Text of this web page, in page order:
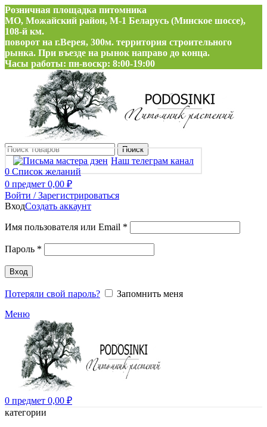
Розничная площадка питомника
МО, Можайский район, М-1 Беларусь (Минское шоссе),
108-й км.
поворот на г.Верея, 300м. территория строительного
рынка. При въезде на рынок направо до конца.
Часы работы: пн-воскр: 8:00-19:00
Поиск
Наш телеграм канал
0 Список желаний
0 предмет 0,00 ₽
Войти / Зарегистрироваться
ВходСоздать аккаунт
Имя пользователя или Email *
Пароль *
Вход
Потеряли свой пароль?
Запомнить меня
Меню
0 предмет 0,00 ₽
категории